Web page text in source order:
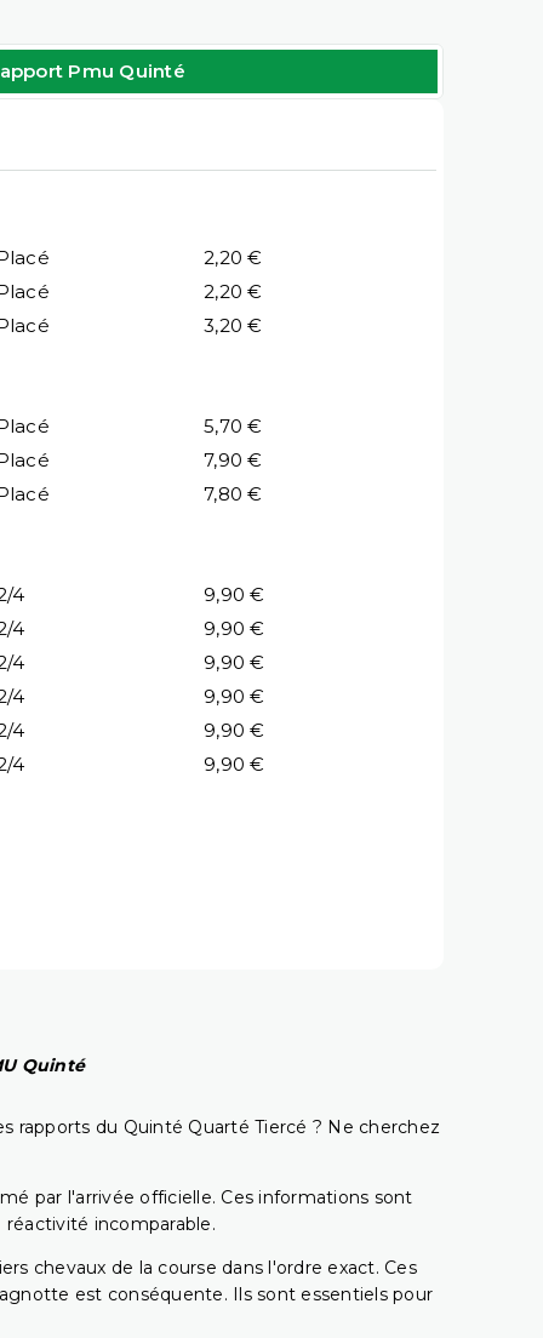
Pmu Quinté
2,20 €
2,20 €
3,20 €
5,70 €
7,90 €
7,80 €
4
9,90 €
4
9,90 €
4
9,90 €
4
9,90 €
4
9,90 €
4
9,90 €
Quinté
rapports du Quinté Quarté Tiercé ? Ne cherchez
par l'arrivée officielle. Ces informations sont
incomparable.
chevaux de la course dans l'ordre exact. Ces
est conséquente. Ils sont essentiels pour